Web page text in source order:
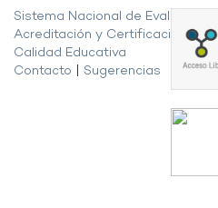
Sistema Nacional de Evaluación,
Acreditación y Certificación de la
Calidad Educativa
Contacto
Sugerencias